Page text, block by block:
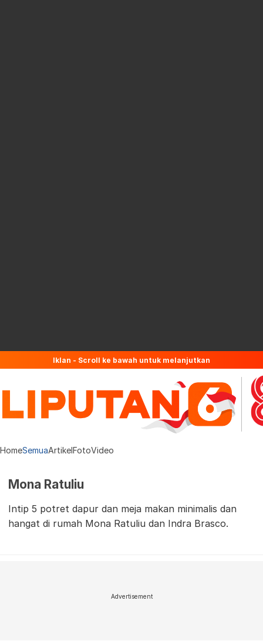
Iklan - Scroll ke bawah untuk melanjutkan
HomeSemuaArtikelFotoVideo
Mona Ratuliu
Intip 5 potret dapur dan meja makan minimalis dan
hangat di rumah Mona Ratuliu dan Indra Brasco.
Advertisement